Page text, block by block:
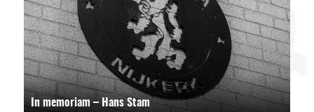
In memoriam – Hans Stam